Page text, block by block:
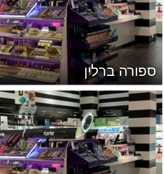
ספורה ברלין